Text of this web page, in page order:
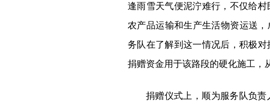
逢雨雪天气便泥泞难行，不仅给
农产品运输和生产生活物资运送
务队在了解到这一情况后，积极
捐赠资金用于该路段的硬化施工，
捐赠仪式上，顺为服务队负